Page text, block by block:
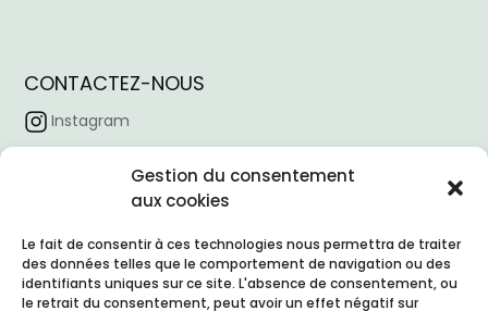
Gestion du consentement
aux cookies
Le fait de consentir à ces technologies nous permettra de traiter
des données telles que le comportement de navigation ou des
identifiants uniques sur ce site. L'absence de consentement, ou
le retrait du consentement, peut avoir un effet négatif sur
CONTACTEZ-NOUS
Instagram
Linkedin
Horaire d’ouverture :09:00 – 18:00
Email :contacto@nexointeriores.com